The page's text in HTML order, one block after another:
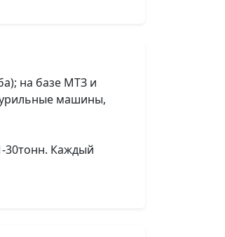
на базе МТЗ и
машины,
30тонн. Каждый